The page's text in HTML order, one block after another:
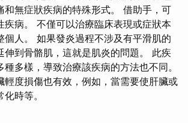
和無症狀疾病的特殊形式。 借助手，可
疾病。 不僅可以治療臨床表現或症狀本
個人。 如果發炎過程不涉及有平滑肌的
伸到骨骼肌，這就是肌炎的問題。 此疾
多樣，導致治療該疾病的方法也不同。
輕度損傷也有效，例如，當需要使肝臟或
時等。